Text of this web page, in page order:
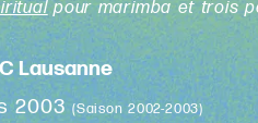
pour marimba et trois
Lausanne
2003(Saison 2002-2003)